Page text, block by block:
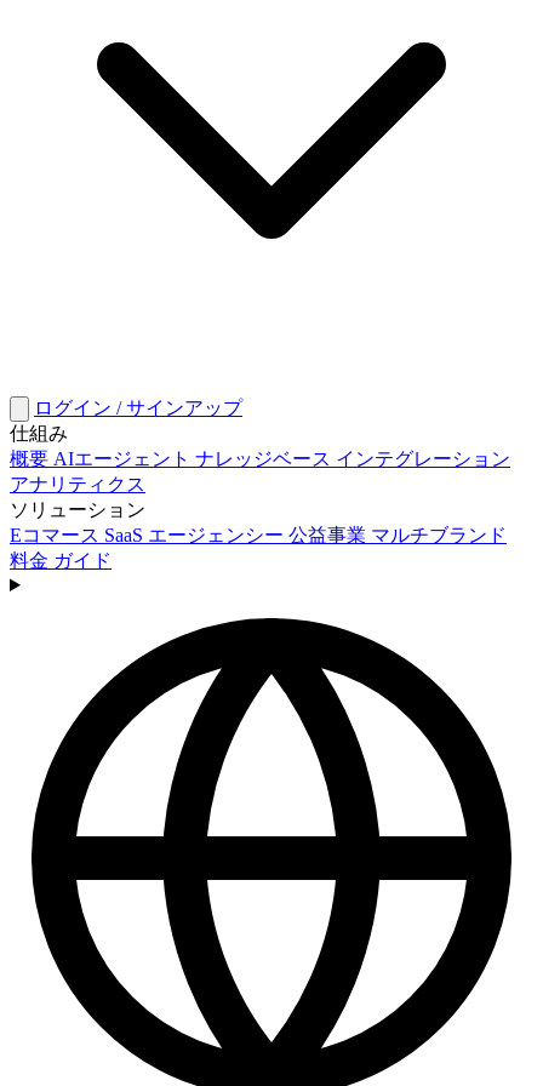
ログイン / サインアップ
仕組み
概要 AIエージェント ナレッジベース インテグレーション
アナリティクス
ソリューション
Eコマース SaaS エージェンシー 公益事業 マルチブランド
料金 ガイド